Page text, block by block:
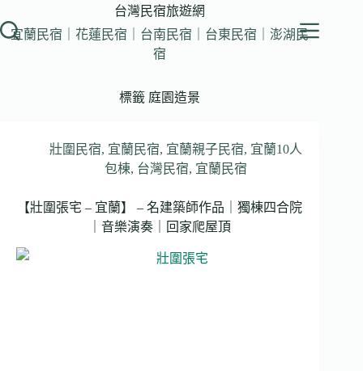
至
台灣民宿旅遊網
宜蘭民宿｜花蓮民宿｜台南民宿｜台東民宿｜澎湖民
宿
標籤 庭園造景
壯圍民宿, 宜蘭民宿, 宜蘭親子民宿, 宜蘭10人
包棟, 台灣民宿, 宜蘭民宿
【壯圍張宅 – 宜蘭】 – 名建築師作品｜獨棟四合院
｜音樂演奏｜回家爬屋頂